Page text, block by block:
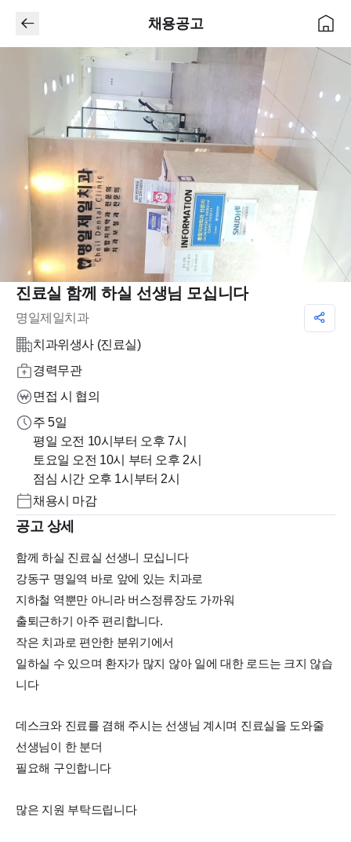
채용공고
진료실 함께 하실 선생님 모십니다
명일제일치과
치과위생사 (진료실)
경력무관
면접 시 협의
주 5일
평일 오전 10시부터 오후 7시
토요일 오전 10시 부터 오후 2시
점심 시간 오후 1시부터 2시
채용시 마감
공고 상세
함께 하실 진료실 선생니 모십니다
강동구 명일역 바로 앞에 있는 치과로
지하철 역뿐만 아니라 버스정류장도 가까워
출퇴근하기 아주 편리합니다.
작은 치과로 편안한 분위기에서
일하실 수 있으며 환자가 많지 않아 일에 대한 로드는 크지 않습
니다
데스크와 진료를 겸해 주시는 선생님 계시며 진료실을 도와줄
선생님이 한 분더
필요해 구인합니다
많은 지원 부탁드립니다